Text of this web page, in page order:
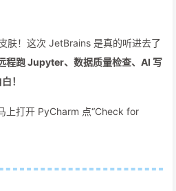
肤！这次 JetBrains 是真的听进去了
程跑 Jupyter、数据质量检查、AI 写
！
上打开 PyCharm 点“Check for